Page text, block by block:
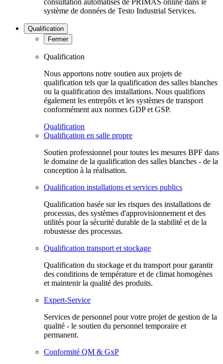
consultation automatisés de PRIMAS online dans le
système de données de Testo Industrial Services.
Qualification
Fermer
Qualification
Nous apportons notre soutien aux projets de
qualification tels que la qualification des salles blanches
ou la qualification des installations. Nous qualifions
également les entrepôts et les systèmes de transport
conformément aux normes GDP et GSP.
Qualification
Qualification en salle propre
Soutien professionnel pour toutes les mesures BPF dans
le domaine de la qualification des salles blanches - de la
conception à la réalisation.
Qualification installations et services publics
Qualification basée sur les risques des installations de
processus, des systèmes d'approvisionnement et des
utilités pour la sécurité durable de la stabilité et de la
robustesse des processus.
Qualification transport et stockage
Qualification du stockage et du transport pour garantir
des conditions de température et de climat homogènes
et maintenir la qualité des produits.
Expert-Service
Services de personnel pour votre projet de gestion de la
qualité - le soutien du personnel temporaire et
permanent.
Conformité QM & GxP